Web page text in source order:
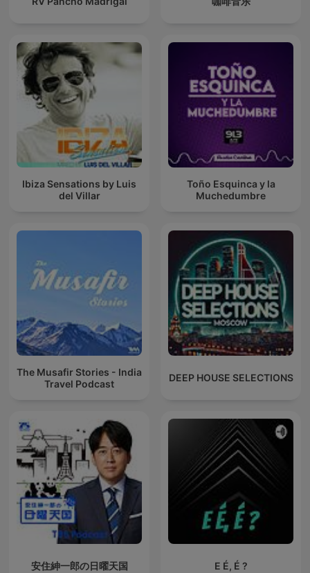
Ibiza Sensations by Luis
del Villar
Toño Esquinca y la
Muchedumbre
The Musafir Stories - India
Travel Podcast
DEEP HOUSE SELECTIONS
安住紳一郎の日曜天国 E É, É ?